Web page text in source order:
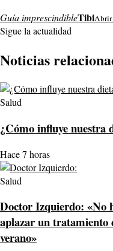
Guía imprescindibleTibi
Sigue la actualidad
Noticias
Salud
¿Cómo influye nuestra
Hace 7 horas
Salud
Doctor Izquierdo: «No
aplazar un tratamiento
verano»